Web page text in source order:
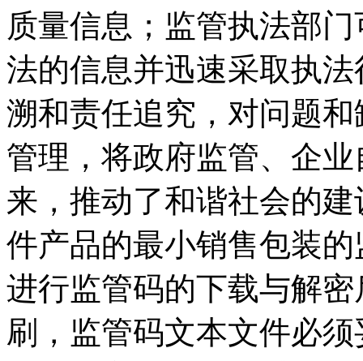
质量信息；监管执法部
法的信息并迅速采取执
溯和责任追究，对问题
管理，将政府监管、企
来，推动了和谐社会的
件产品的最小销售包装
进行监管码的下载与解
刷，监管码文本文件必